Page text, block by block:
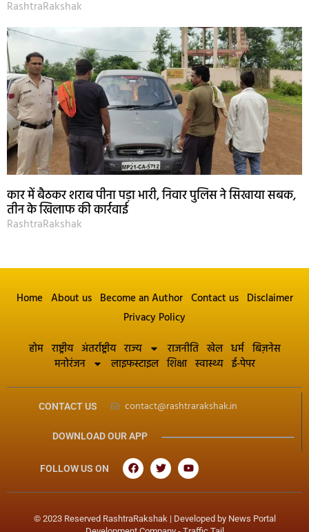
RashtraRakshak
कार में बैठकर शराब पीना पड़ा भारी, निवार पुलिस ने सिखाया सबक,
तीन के खिलाफ की कार्रवाई
RashtraRakshak
Home About us Become an Author Contact us Disclaimer
Privacy Policy
होम राष्ट्रीय अंतर्राष्ट्रीय राज्य राजनीति खेल धर्म बिज़नेस
मनोरंजन
लाइफस्टाइल शिक्षा स्वास्थ्य ई-पेपर
CONTACT US contact@rashtrarakshak.in
DOWNLOAD OUR APP
FOLLOW US ON
© 2023 Reserved RashtraRakshak | Developed by News Portal